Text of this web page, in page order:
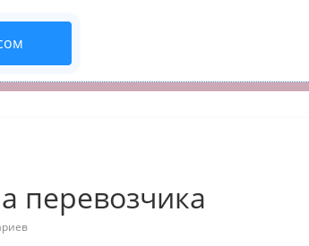
перевозчика